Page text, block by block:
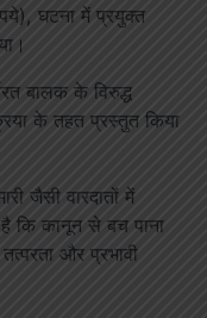
घटना में प्रयुक्त
बालक के विरुद्ध
के तहत प्रस्तुत किया
जैसी वारदातों में
कि कानून से बच पाना
और प्रभावी